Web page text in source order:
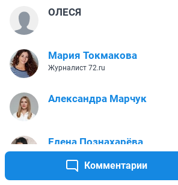
Комментарии
ОЛЕСЯ
Мария Токмакова
Журналист 72.ru
Александра Марчук
Елена Познахарёва
Главный редактор 72.RU